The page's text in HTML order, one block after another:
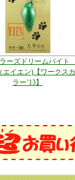
ーズドリームバイト
エイエン)【ワークスカ
ラー’13】